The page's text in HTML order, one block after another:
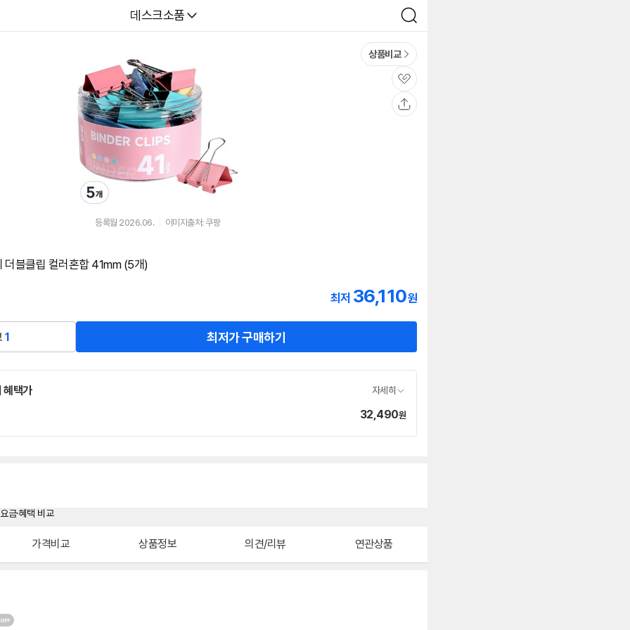
다나와
데스크소품
검
색
상품비교
관
심
등록월 2026.06. 이미지출처: 쿠팡
더블클립 컬러혼합 41mm (5개)
최저 36,110원
1 최저가 구매하기
혜택가 자세히
가
32,490원
가격비교 상품정보 의견/리뷰 연관상품